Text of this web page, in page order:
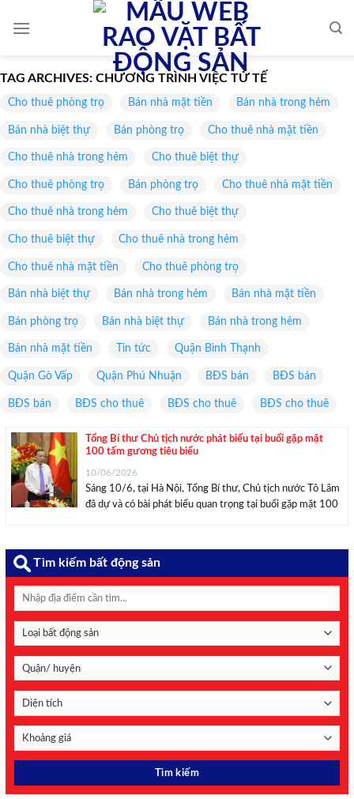
TAG ARCHIVES: CHƯƠNG TRÌNH VIỆC TỬ TẾ
Cho thuê phòng trọ Bán nhà mặt tiền Bán nhà trong hẻm
Bán nhà biệt thự Bán phòng trọ Cho thuê nhà mặt tiền
Cho thuê nhà trong hẻm Cho thuê biệt thự
Cho thuê phòng trọ Bán phòng trọ Cho thuê nhà mặt tiền
Cho thuê nhà trong hẻm Cho thuê biệt thự
Cho thuê biệt thự Cho thuê nhà trong hẻm
Cho thuê nhà mặt tiền Cho thuê phòng trọ
Bán nhà biệt thự Bán nhà trong hẻm Bán nhà mặt tiền
Bán phòng trọ Bán nhà biệt thự Bán nhà trong hẻm
Bán nhà mặt tiền Tin tức Quận Bình Thạnh
Quận Gò Vấp Quận Phú Nhuận BĐS bán BĐS bán
BĐS bán BĐS cho thuê BĐS cho thuê BĐS cho thuê
Tổng Bí thư Chủ tịch nước phát biểu tại buổi gặp mặt
100 tấm gương tiêu biểu
10/06/2026
Sáng 10/6, tại Hà Nội, Tổng Bí thư, Chủ tịch nước Tô Lâm
đã dự và có bài phát biểu quan trọng tại buổi gặp mặt 100
Tìm kiếm bất động sản